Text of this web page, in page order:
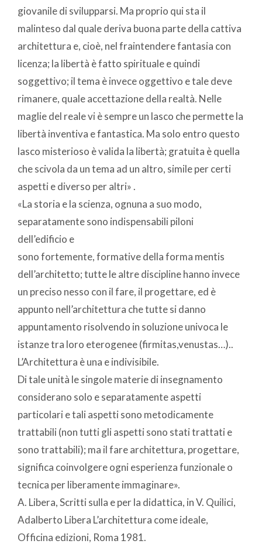
giovanile di svilupparsi. Ma proprio qui sta il
malinteso dal quale deriva buona parte della cattiva
architettura e, cioè, nel fraintendere fantasia con
licenza; la libertà è fatto spirituale e quindi
soggettivo; il tema è invece oggettivo e tale deve
rimanere, quale accettazione della realtà. Nelle
maglie del reale vi è sempre un lasco che permette la
libertà inventiva e fantastica. Ma solo entro questo
lasco misterioso è valida la libertà; gratuita è quella
che scivola da un tema ad un altro, simile per certi
aspetti e diverso per altri» .
«La storia e la scienza, ognuna a suo modo,
separatamente sono indispensabili piloni
dell’edificio e
sono fortemente, formative della forma mentis
dell’architetto; tutte le altre discipline hanno invece
un preciso nesso con il fare, il progettare, ed è
appunto nell’architettura che tutte si danno
appuntamento risolvendo in soluzione univoca le
istanze tra loro eterogenee (firmitas,venustas…)..
L’Architettura è una e indivisibile.
Di tale unità le singole materie di insegnamento
considerano solo e separatamente aspetti
particolari e tali aspetti sono metodicamente
trattabili (non tutti gli aspetti sono stati trattati e
sono trattabili); ma il fare architettura, progettare,
significa coinvolgere ogni esperienza funzionale o
tecnica per liberamente immaginare».
A. Libera, Scritti sulla e per la didattica, in V. Quilici,
Adalberto Libera L’architettura come ideale,
Officina edizioni, Roma 1981.